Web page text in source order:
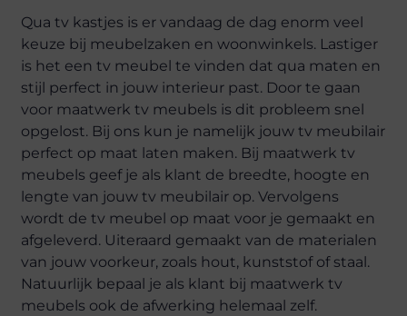
Qua tv kastjes is er vandaag de dag enorm veel
keuze bij meubelzaken en woonwinkels. Lastiger
is het een tv meubel te vinden dat qua maten en
stijl perfect in jouw interieur past. Door te gaan
voor maatwerk tv meubels is dit probleem snel
opgelost. Bij ons kun je namelijk jouw tv meubilair
perfect op maat laten maken. Bij maatwerk tv
meubels geef je als klant de breedte, hoogte en
lengte van jouw tv meubilair op. Vervolgens
wordt de tv meubel op maat voor je gemaakt en
afgeleverd. Uiteraard gemaakt van de materialen
van jouw voorkeur, zoals hout, kunststof of staal.
Natuurlijk bepaal je als klant bij maatwerk tv
meubels ook de afwerking helemaal zelf.